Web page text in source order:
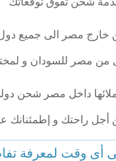
من مصر للسودان و
داخل مصر شحن
راحتك و إطمئنانك
أى وقت لمعرفة